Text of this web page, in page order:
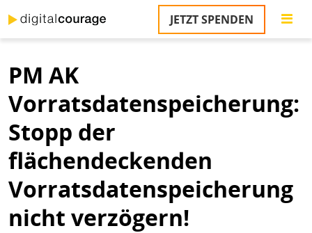
zum
Inhalt
JETZT SPENDEN
PM AK
Vorratsdatenspeicherung:
Stopp der
flächendeckenden
Vorratsdatenspeicherung
nicht verzögern!